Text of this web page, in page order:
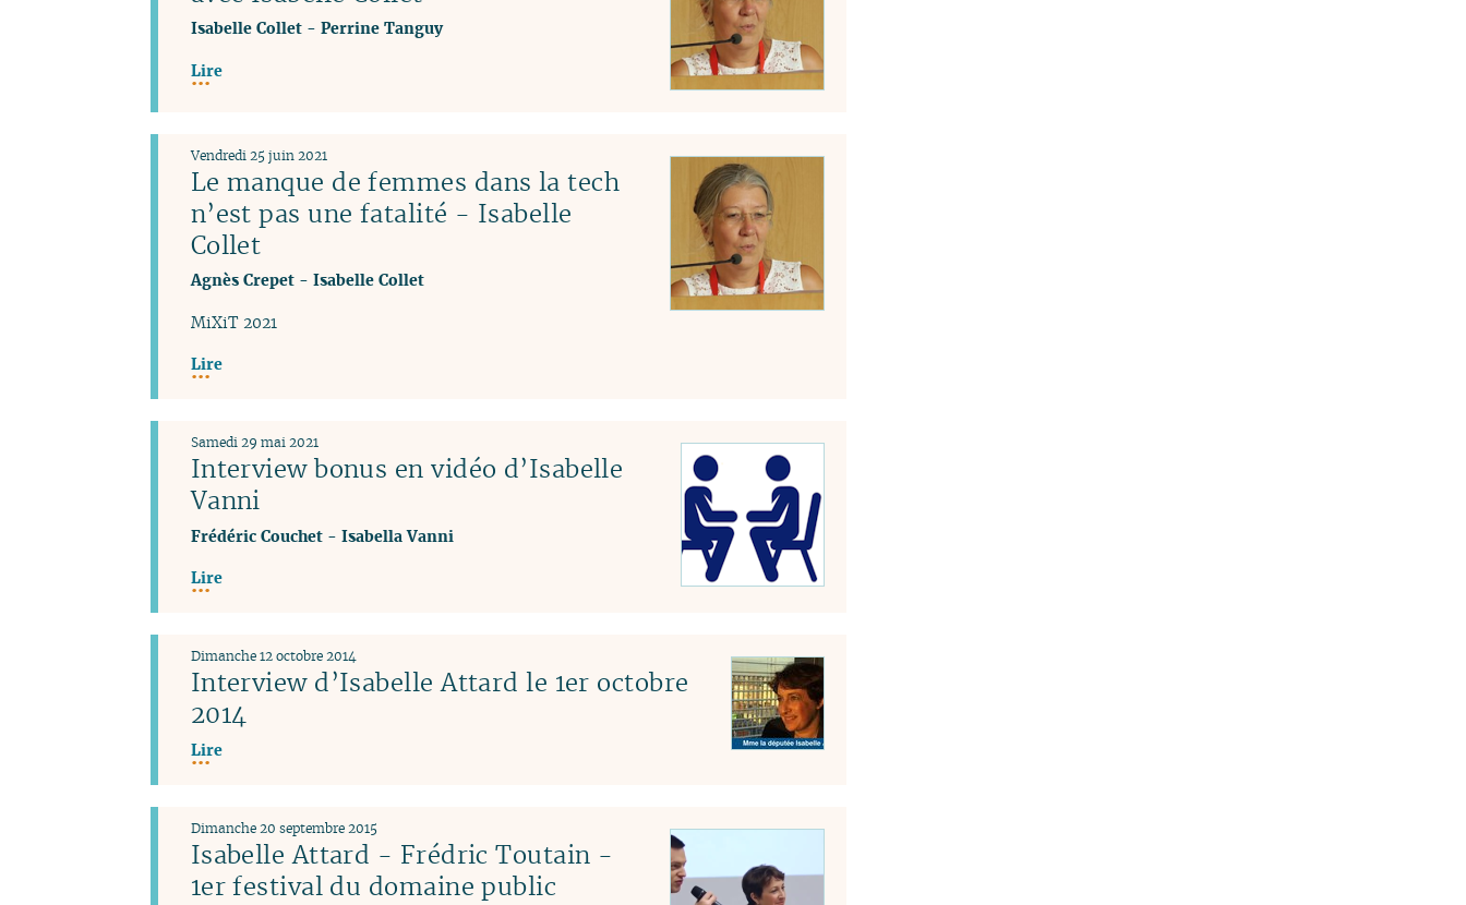
Isabelle Collet- Perrine Tanguy
Lire
Le manque de femmes dans la tech
n’est pas une fatalité - Isabelle
Collet
Vendredi 25 juin 2021
Agnès Crepet- Isabelle Collet
MiXiT 2021
Lire
Interview bonus en vidéo d’Isabelle
Vanni
Samedi 29 mai 2021
Frédéric Couchet- Isabella Vanni
Lire
Interview d’Isabelle Attard le 1er octobre
2014
Dimanche 12 octobre 2014
Lire
Isabelle Attard - Frédric Toutain -
1er festival du domaine public
Dimanche 20 septembre 2015